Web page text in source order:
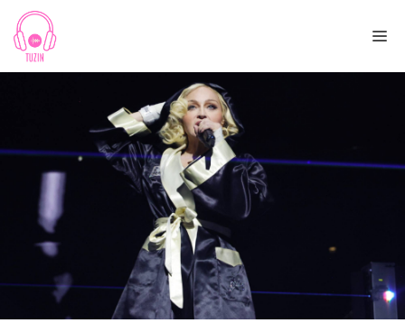
Skip
content